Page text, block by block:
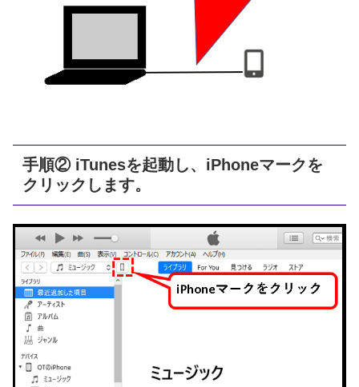
手順② iTunesを起動し、iPhoneマークを
クリックします。